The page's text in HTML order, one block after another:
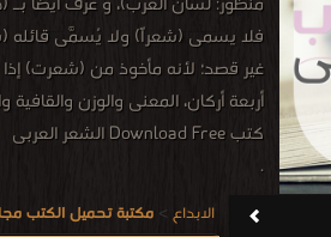
فلا يسمى (شعراً) ولا يُسمَّى قائله
غير قصد؛ لأنه مأخوذ من (شعرت)
أربعة أركان، المعنى والوزن
كتب Download Free الشعر العربى
.
الابداع > مكتبة تحميل الكتب